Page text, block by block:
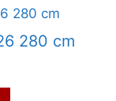
280 cm